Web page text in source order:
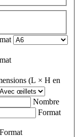
(L × H en
Nombre
Format
Format